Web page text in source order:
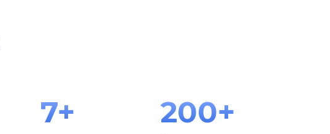
7+ 200+